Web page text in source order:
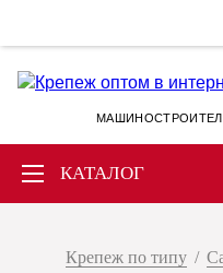
КАТАЛОГ
Крепеж по типу /